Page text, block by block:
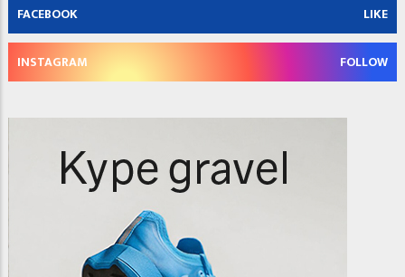
FACEBOOK LIKE
INSTAGRAM FOLLOW